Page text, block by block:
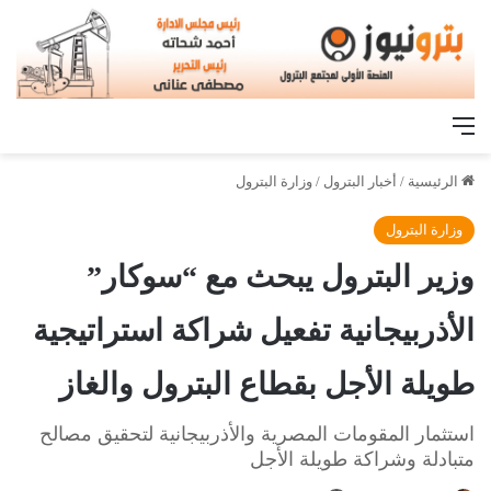
القائمة
الرئيسية / أخبار البترول / وزارة البترول
وزارة البترول
وزير البترول يبحث مع “سوكار”
الأذربيجانية تفعيل شراكة استراتيجية
طويلة الأجل بقطاع البترول والغاز
استثمار المقومات المصرية والأذربيجانية لتحقيق مصالح
متبادلة وشراكة طويلة الأجل